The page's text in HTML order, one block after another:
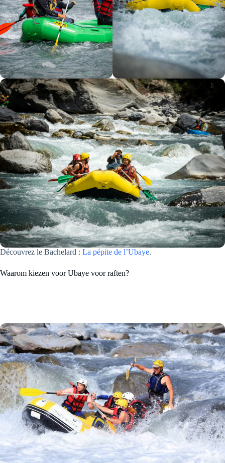
Découvrez le Bachelard : La pépite de l’Ubaye.
Waarom kiezen voor Ubaye voor raften?